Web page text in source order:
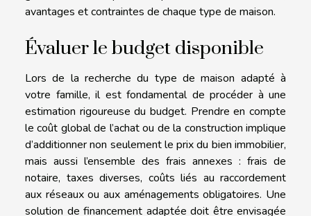
avantages et contraintes de chaque type de maison.
Évaluer le budget disponible
Lors de la recherche du type de maison adapté à
votre famille, il est fondamental de procéder à une
estimation rigoureuse du budget. Prendre en compte
le coût global de l’achat ou de la construction implique
d’additionner non seulement le prix du bien immobilier,
mais aussi l’ensemble des frais annexes : frais de
notaire, taxes diverses, coûts liés au raccordement
aux réseaux ou aux aménagements obligatoires. Une
solution de financement adaptée doit être envisagée